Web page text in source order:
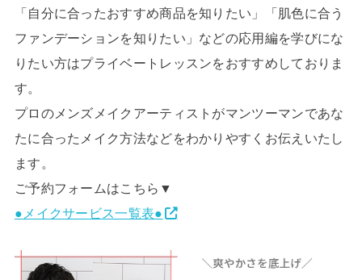
「自分に合ったおすすめ商品を知りたい」「肌色に合う
ファンデーションを知りたい」などの応用編を学びにな
りたい方はプライベートレッスンをおすすめしておりま
す。
プロのメンズメイクアーティストがマンツーマンであな
たに合ったメイク方法などをわかりやすくお伝えいたし
ます。
ご予約フォームはこちら▼
●メイクサービス一覧表●